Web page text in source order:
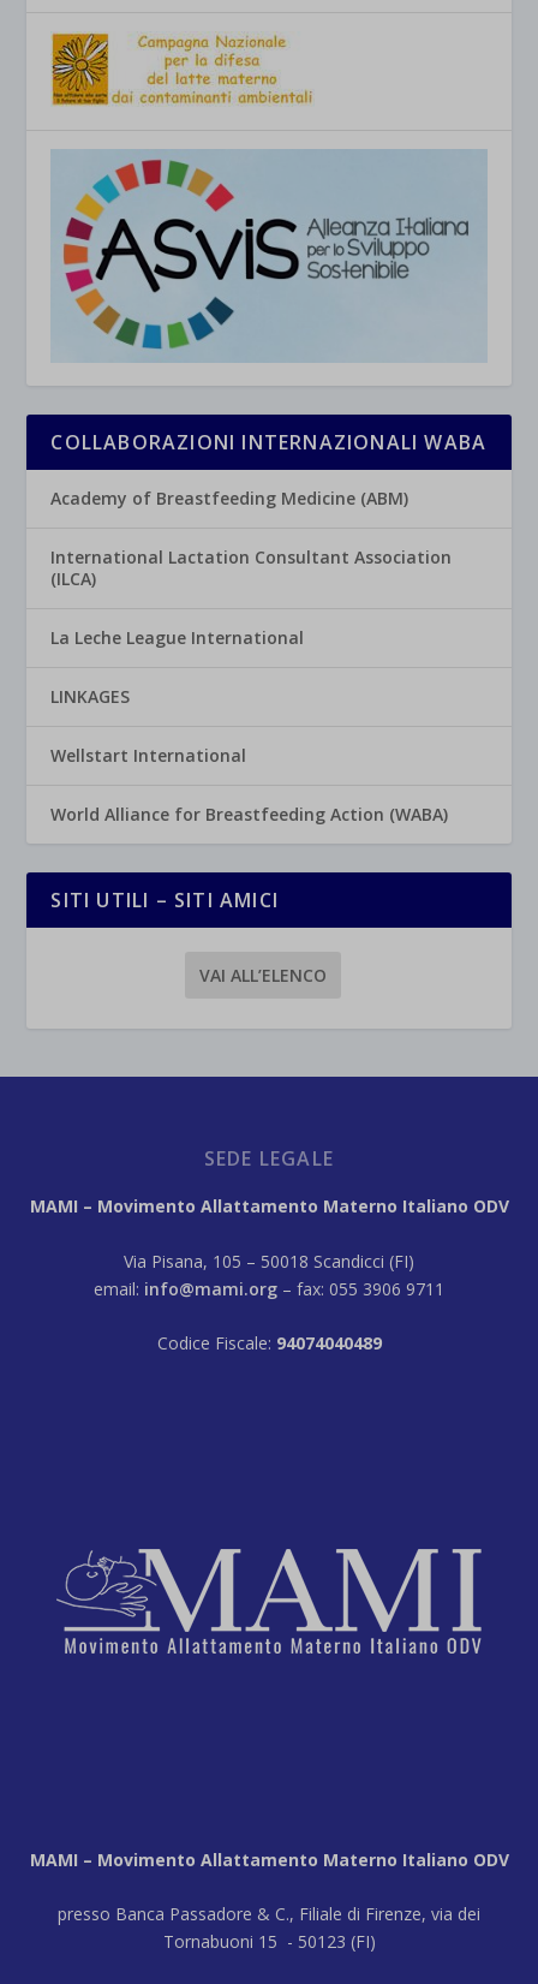
COLLABORAZIONI INTERNAZIONALI WABA
Academy of Breastfeeding Medicine (ABM)
International Lactation Consultant Association
(ILCA)
La Leche League International
LINKAGES
Wellstart International
World Alliance for Breastfeeding Action (WABA)
SITI UTILI – SITI AMICI
VAI ALL’ELENCO
SEDE LEGALE
MAMI – Movimento Allattamento Materno Italiano ODV
Via Pisana, 105 – 50018 Scandicci (FI)
email: info@mami.org – fax: 055 3906 9711
Codice Fiscale: 94074040489
MAMI – Movimento Allattamento Materno Italiano ODV
presso Banca Passadore & C., Filiale di Firenze, via dei
Tornabuoni 15 - 50123 (FI)